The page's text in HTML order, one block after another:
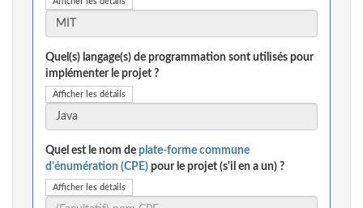
Quel(s) langage(s) de programmation sont utilisés pour
implémenter le projet ?
Afficher les détails
Quel est le nom de plate-forme commune
d'énumération (CPE) pour le projet (s'il en a un) ?
Afficher les détails